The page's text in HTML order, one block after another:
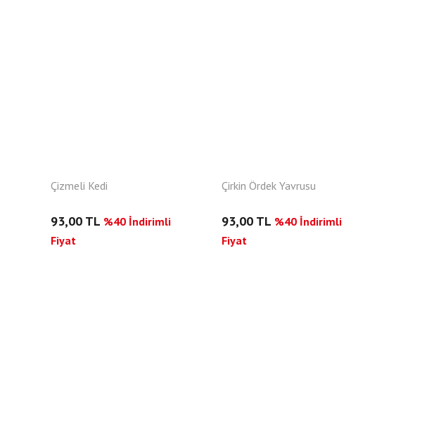
Çizmeli Kedi
93,00 TL %40 İndirimli
Fiyat
Çirkin Ördek Yavrusu
93,00 TL %40 İndirimli
Fiyat